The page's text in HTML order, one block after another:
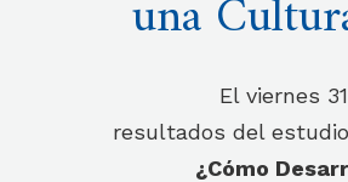
una
El viernes
resultados del estudio
¿Cómo